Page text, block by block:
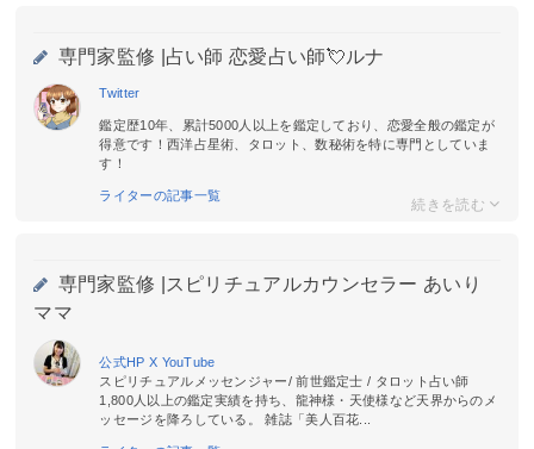
専門家監修 | 占い師 恋愛占い師💘ルナ
Twitter
鑑定歴10年、累計5000人以上を鑑定しており、恋愛全般の鑑定が
得意です！西洋占星術、タロット、数秘術を特に専門としていま
す！
ライターの記事一覧
専門家監修 |
スピリチュアルカウンセラー あいり
ママ
公式HP X YouTube
スピリチュアルメッセンジャー/ 前世鑑定士 / タロット占い師
1,800人以上の鑑定実績を持ち、龍神様・天使様など天界からのメ
ッセージを降ろしている。 雑誌「美人百花...